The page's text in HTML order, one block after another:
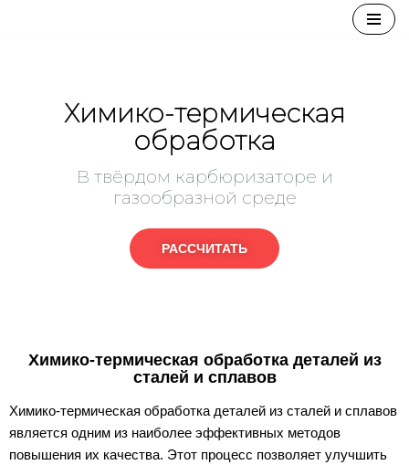
Химико-термическая
обработка
В твёрдом карбюризаторе и
газообразной среде
РАССЧИТАТЬ
Химико-термическая обработка деталей из
сталей и сплавов
Химико-термическая обработка деталей из сталей и сплавов
является одним из наиболее эффективных методов
повышения их качества. Этот процесс позволяет улучшить